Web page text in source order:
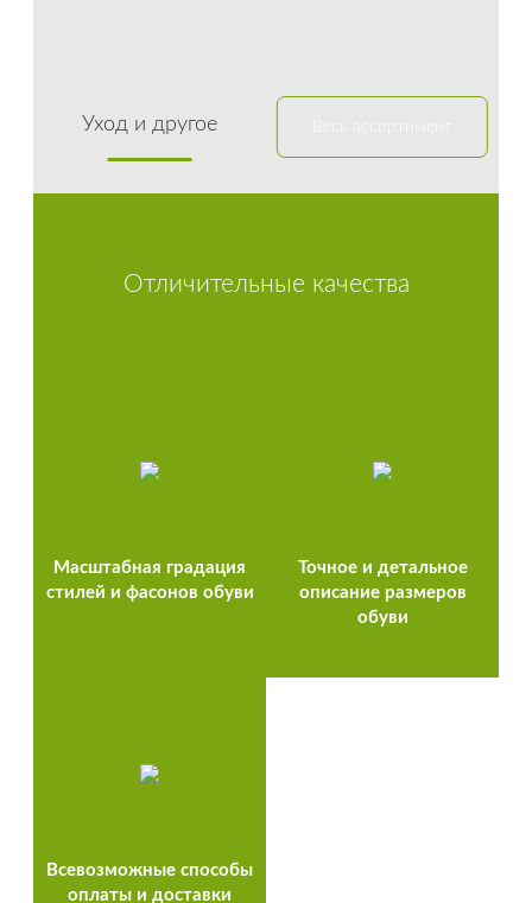
Уход и другое
Отличительные качества
Масштабная градация
стилей и фасонов обуви
Точное и детальное
описание размеров
обуви
Всевозможные способы
оплаты и доставки